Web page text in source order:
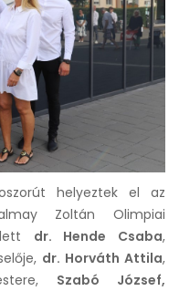
helyeztek el az
Zoltán Olimpiai
dr. Hende Csaba,
dr. Horváth Attila,
Szabó József,